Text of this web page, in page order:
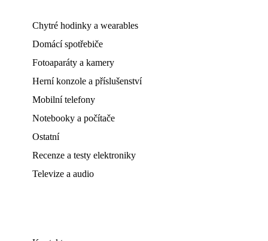
Chytré hodinky a wearables
Domácí spotřebiče
Fotoaparáty a kamery
Herní konzole a příslušenství
Mobilní telefony
Notebooky a počítače
Ostatní
Recenze a testy elektroniky
Televize a audio